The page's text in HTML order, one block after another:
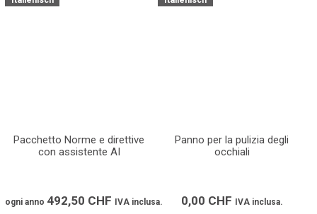
Pacchetto Norme e direttive
con assistente AI
ogni anno 492,50 CHF IVA inclusa.
Panno per la pulizia degli
occhiali
0,00 CHF IVA inclusa.